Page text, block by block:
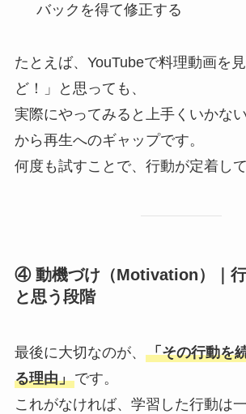
バックを得て修正する
たとえば、YouTubeで料理動画を
ど！」と思っても、
実際にやってみると上手くいかな
から再生へのギャップです。
何度も試すことで、行動が定着して
④ 動機づけ（Motivation）｜
と思う段階
最後に大切なのが、 「その行動を
る理由」です。
これがなければ、学習した行動は